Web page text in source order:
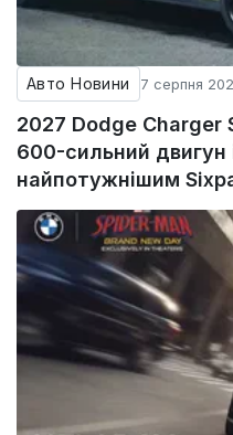
Авто Новини 7 серпня
2027 Dodge Charger
600-сильний двигун
найпотужнішим